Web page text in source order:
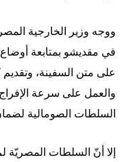
ووجه وزير الخارجية
في مقديشو بمتابعة أوضاع
على متن السفينة،
والعمل على سرعة
السلطات الصومالية
إلا أنّ السلطات المصريّة